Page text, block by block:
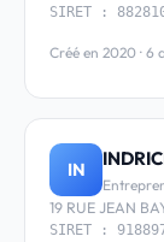
SIRET :
Créé en 2020 · 6
IN
19 RUE JEAN
SIRET :